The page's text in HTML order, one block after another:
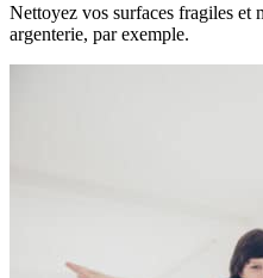
Nettoyez vos surfaces fragiles et
argenterie, par exemple.